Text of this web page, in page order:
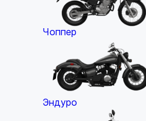
Чоппер
Эндуро